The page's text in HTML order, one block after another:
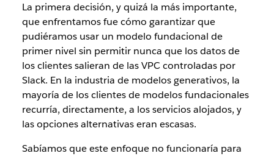
La primera decisión, y quizá la más importante,
que enfrentamos fue cómo garantizar que
pudiéramos usar un modelo fundacional de
primer nivel sin permitir nunca que los datos de
los clientes salieran de las VPC controladas por
Slack. En la industria de modelos generativos, la
mayoría de los clientes de modelos fundacionales
recurría, directamente, a los servicios alojados, y
las opciones alternativas eran escasas.
Sabíamos que este enfoque no funcionaría para